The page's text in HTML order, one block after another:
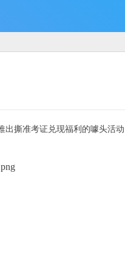
撕准考证兑现福利的噱头活